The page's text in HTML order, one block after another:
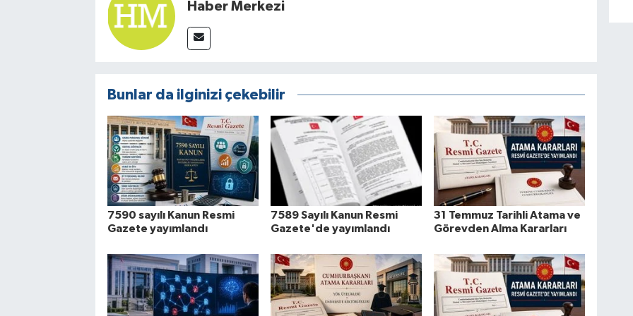
Haber Merkezi
Bunlar da ilginizi çekebilir
7590 sayılı Kanun Resmi
Gazete yayımlandı
7589 Sayılı Kanun Resmi
Gazete'de yayımlandı
31 Temmuz Tarihli Atama ve
Görevden Alma Kararları